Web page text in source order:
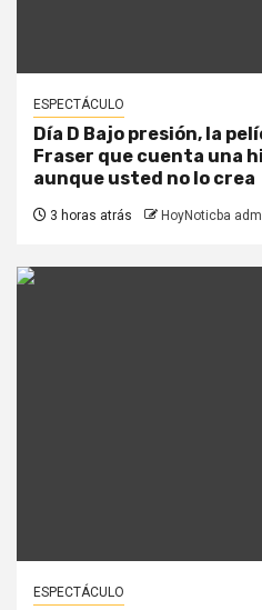
ESPECTÁCULO
Día D Bajo presión, la
Fraser que cuenta una
aunque usted no lo crea
3 horas atrás HoyNoticba
ESPECTÁCULO